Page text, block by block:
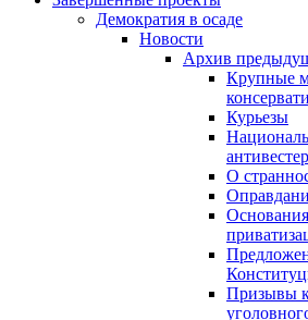
Демократия в осаде
Новости
Архив
Крупные
Курьезы
О
Призывы